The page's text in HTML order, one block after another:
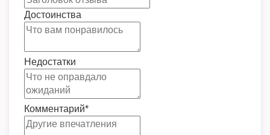
Достоинства
Недостатки
Комментарий*